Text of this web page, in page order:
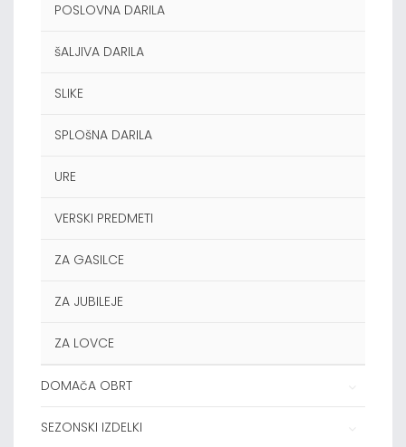
POSLOVNA DARILA
šALJIVA DARILA
SLIKE
SPLOšNA DARILA
URE
VERSKI PREDMETI
ZA GASILCE
ZA JUBILEJE
ZA LOVCE
DOMAčA OBRT
SEZONSKI IZDELKI